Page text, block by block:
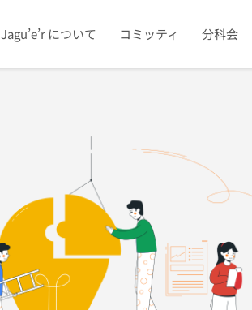
Jagu’e’r について コミッティ 分科会